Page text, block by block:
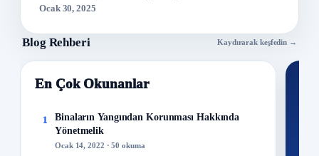
Ocak 30, 2025
Blog Rehberi Kaydırarak keşfedin →
En Çok Okunanlar
1
Binaların Yangından Korunması Hakkında
Yönetmelik
Ocak 14, 2022 · 50 okuma